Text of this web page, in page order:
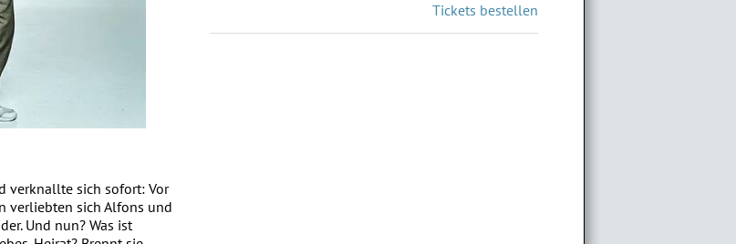
Tickets bestellen
verknallte sich sofort: Vor
verliebten sich Alfons und
Und nun? Was ist